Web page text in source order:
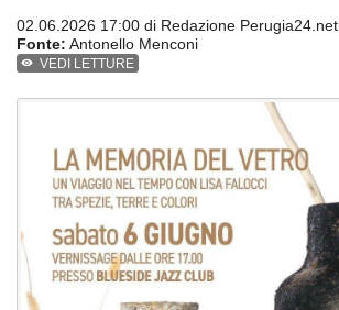
02.06.2026 17:00 di Redazione Perugia24.net
Fonte: Antonello Menconi
VEDI LETTURE